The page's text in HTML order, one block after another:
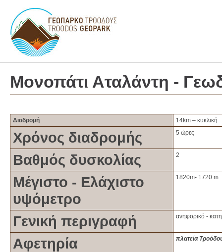
Μονοπάτι Αταλάντη -
Διαδρομή 14km – κυκλική
Χρόνος διαδρομής 5 ώρες
Βαθμός δυσκολίας 2
Μέγιστο - Ελάχιστο
υψόμετρο
1820m- 1720 m
Γενική περιγραφή ανηφορικό -
Αφετηρία πλατεία